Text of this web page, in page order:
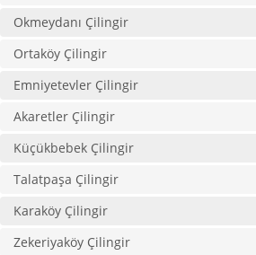
Okmeydanı Çilingir
Ortaköy Çilingir
Emniyetevler Çilingir
Akaretler Çilingir
Küçükbebek Çilingir
Talatpaşa Çilingir
Karaköy Çilingir
Zekeriyaköy Çilingir